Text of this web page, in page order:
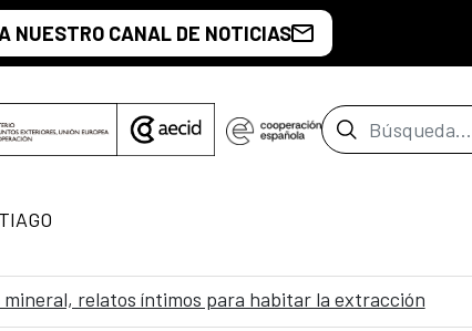
NUESTRO CANAL DE NOTICIAS
Barra de
mineral, relatos íntimos para habitar la extracción